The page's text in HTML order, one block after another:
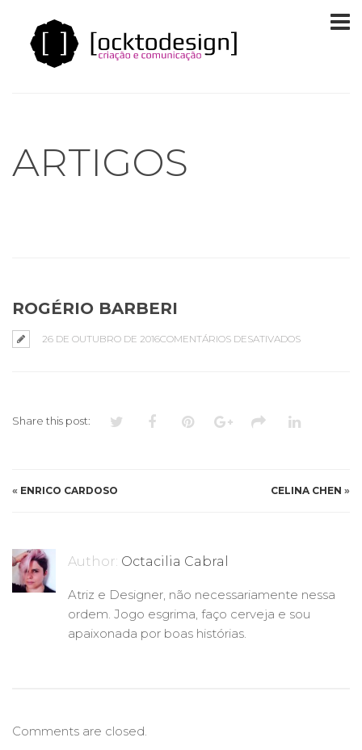
ARTIGOS
ROGÉRIO BARBERI
26 DE OUTUBRO DE 2016COMENTÁRIOS DESATIVADOSEM
Share this post:
« ENRICO CARDOSO CELINA CHEN »
Author: Octacilia Cabral
Atriz e Designer, não necessariamente nessa
ordem. Jogo esgrima, faço cerveja e sou
apaixonada por boas histórias.
Comments are closed.